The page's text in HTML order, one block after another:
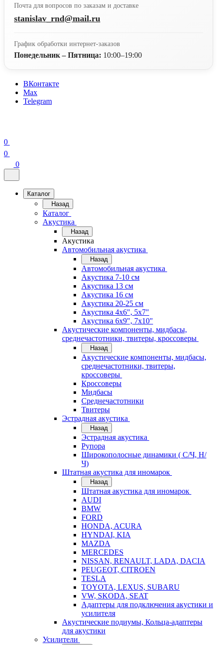
Почта для вопросов по заказам и доставке
stanislav_rnd@mail.ru
График обработки интернет-заказов
Понедельник – Пятница: 10:00–19:00
ВКонтакте
Max
Telegram
0
0
0
Каталог
Назад
Каталог
Акустика
Назад
Акустика
Автомобильная акустика
Назад
Автомобильная акустика
Акустика 7-10 см
Акустика 13 см
Акустика 16 см
Акустика 20-25 см
Акустика 4х6", 5х7"
Акустика 6х9", 7х10"
Акустические компоненты, мидбасы,
среднечастотники, твитеры, кроссоверы
Назад
Акустические компоненты, мидбасы,
среднечастотники, твитеры,
кроссоверы
Кроссоверы
Мидбасы
Среднечастотники
Твитеры
Эстрадная акустика
Назад
Эстрадная акустика
Рупора
Широкополосные динамики ( С/Ч, Н/
Ч)
Штатная акустика для иномарок
Назад
Штатная акустика для иномарок
AUDI
BMW
FORD
HONDA, ACURA
HYNDAI, KIA
MAZDA
MERCEDES
NISSAN, RENAULT, LADA, DACIA
PEUGEOT, CITROEN
TESLA
TOYOTA, LEXUS, SUBARU
VW, SKODA, SEAT
Адаптеры для подключения акустики и
усилителя
Акустические подиумы, Кольца-адаптеры
для акустики
Усилители